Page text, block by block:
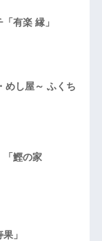
有楽 縁」
めし屋～ ふくち
「鰹の家
」